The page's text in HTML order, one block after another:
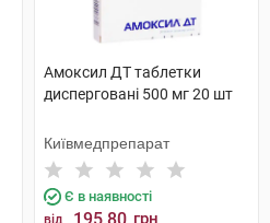
Амоксил ДТ таблетки
дисперговані 500 мг 20 шт
Київмедпрепарат
Є в наявності
від грн